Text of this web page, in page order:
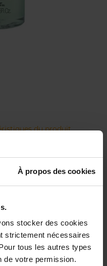
À propos des cookies
stocker des cookies
strictement nécessaires
tous les autres types
de votre permission.
du produit.